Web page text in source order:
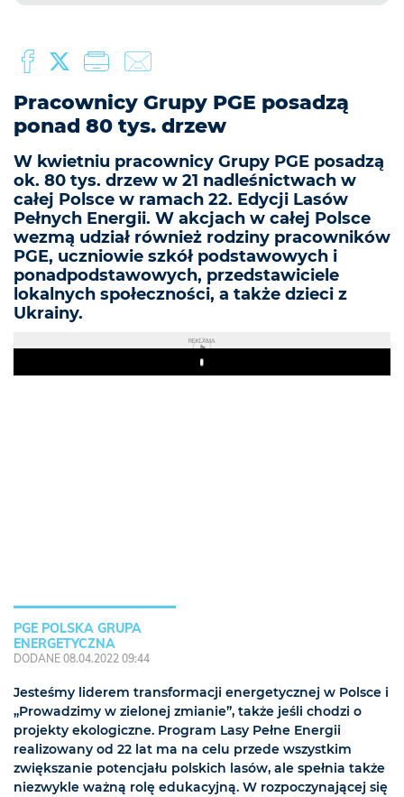
Pracownicy Grupy PGE posadzą
ponad 80 tys. drzew
W kwietniu pracownicy Grupy PGE posadzą
ok. 80 tys. drzew w 21 nadleśnictwach w
całej Polsce w ramach 22. Edycji Lasów
Pełnych Energii. W akcjach w całej Polsce
wezmą udział również rodziny pracowników
PGE, uczniowie szkół podstawowych i
ponadpodstawowych, przedstawiciele
lokalnych społeczności, a także dzieci z
Ukrainy.
REKLAMA
Play
PGE POLSKA GRUPA
ENERGETYCZNA
DODANE 08.04.2022 09:44
Jesteśmy liderem transformacji energetycznej w Polsce i
„Prowadzimy w zielonej zmianie”, także jeśli chodzi o
projekty ekologiczne. Program Lasy Pełne Energii
realizowany od 22 lat ma na celu przede wszystkim
zwiększanie potencjału polskich lasów, ale spełnia także
niezwykle ważną rolę edukacyjną. W rozpoczynającej się